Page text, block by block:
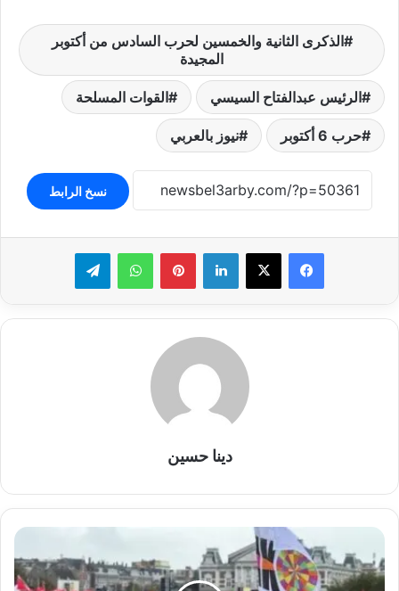
الذكرى الثانية والخمسين لحرب السادس من أكتوبر
المجيدة
الرئيس عبدالفتاح السيسي القوات المسلحة
حرب 6 أكتوبر نيوز بالعربي
نسخ الرابط
لينكدإن بينتيريستواتساب تيلقرام
دينا حسين
ربع
مليون
متظاهر